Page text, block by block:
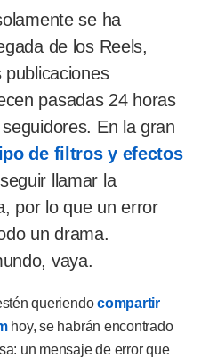
se ha
de los Reels,
pasadas 24 horas
En la gran
de filtros y efectos
llamar la
por lo que un error
un drama.
vaya.
queriendocompartir
hoy, se habrán encontrado
un mensaje de error que